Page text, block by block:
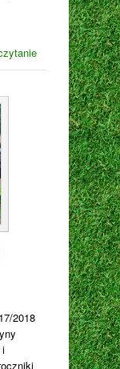
2018
i